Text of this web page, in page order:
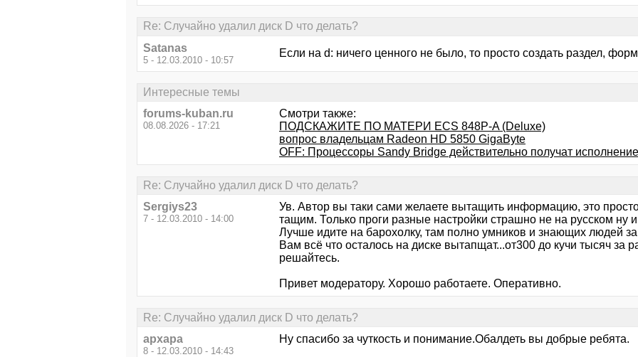
Re: Случайно удалил диск D что делать?
Satanas
5 - 12.03.2010 - 10:57
Если на d: ничего ценного не было, то просто создать раздел,
Интересные темы
forums-kuban.ru
08.08.2026 - 17:21
Смотри также:
ПОДСКАЖИТЕ ПО МАТЕРИ ECS 848P-A (Deluxe)
вопрос владельцам Radeon HD 5850 GigaByte
OFF: Процессоры Sandy Bridge действительно получат
Re: Случайно удалил диск D что делать?
Sergiys23
7 - 12.03.2010 - 14:00
Ув. Автор вы таки сами желаете вытащить информацию, это
тащим. Только проги разные настройки страшно не на русском ну и
Лучше идите на барохолку, там полно умников и знающих людей за
Вам всё что осталось на диске вытапщат...от300 до кучи тысяч за
решайтесь.
Привет модератору. Хорошо работаете. Оперативно.
Re: Случайно удалил диск D что делать?
архара
8 - 12.03.2010 - 14:43
Ну спасибо за чуткость и понимание.Обалдеть вы добрые ребята.